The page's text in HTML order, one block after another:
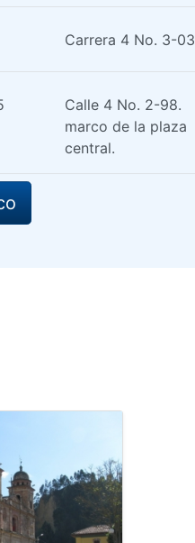
Carrera 4 No. 3-03
Calle 4 No. 2-98.
marco de la plaza
central.